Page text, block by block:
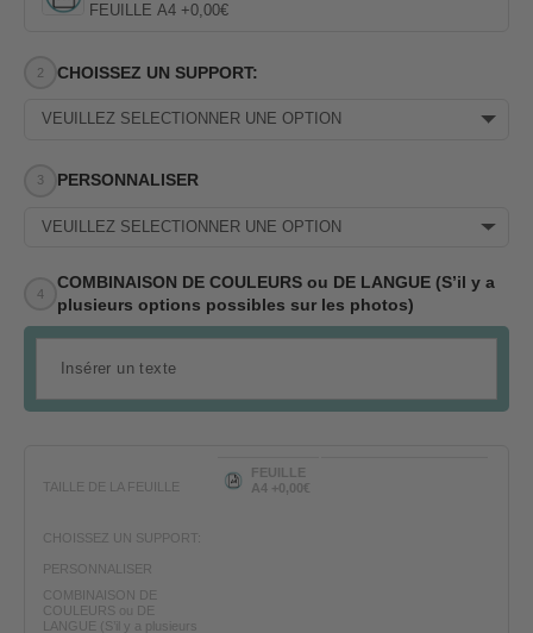
FEUILLE A4 +0,00€
CHOISSEZ UN SUPPORT:
VEUILLEZ SÉLECTIONNER UNE OPTION
PERSONNALISER
VEUILLEZ SÉLECTIONNER UNE OPTION
COMBINAISON DE COULEURS ou DE LANGUE (S’il y a
plusieurs options possibles sur les photos)
TAILLE DE LA FEUILLE
FEUILLE
A4 +0,00€
CHOISSEZ UN SUPPORT:
PERSONNALISER
COMBINAISON DE
COULEURS ou DE
LANGUE (S’il y a plusieurs